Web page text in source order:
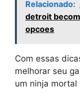
Relacionado:
detroit
opcoes
Com essas
melhorar seu
um ninja mortal